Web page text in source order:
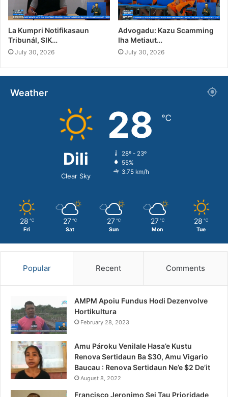
La Kumpri Notifikasaun
Tribunál, SIK…
July 30, 2026
Advogadu: Kazu Scamming
Iha Metiaut…
July 30, 2026
Weather
Dili
Clear Sky
28 ℃
28º - 23º
55%
3.75 km/h
28 ℃
Fri
27 ℃
Sat
27 ℃
Sun
27 ℃
Mon
28 ℃
Tue
Popular Recent Comments
AMPM Apoiu Fundus Hodi Dezenvolve
Hortikultura
February 28, 2023
Amu Pároku Venilale Hasa’e Kustu
Renova Sertidaun Ba $30, Amu Vigario
Baucau : Renova Sertidaun Ne’e $2 De’it
August 8, 2022
Francisco Jeronimo Sei Tau Prioridade